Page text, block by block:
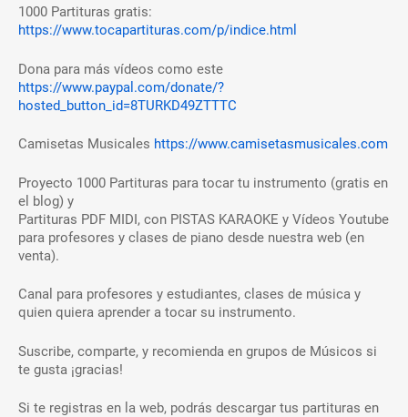
1000 Partituras gratis:
https://www.tocapartituras.com/p/indice.html
Dona para más vídeos como este
https://www.paypal.com/donate/?
hosted_button_id=8TURKD49ZTTTC
Camisetas Musicales https://www.camisetasmusicales.com
Proyecto 1000 Partituras para tocar tu instrumento (gratis en
el blog) y
Partituras PDF MIDI, con PISTAS KARAOKE y Vídeos Youtube
para profesores y clases de piano desde nuestra web (en
venta).
Canal para profesores y estudiantes, clases de música y
quien quiera aprender a tocar su instrumento.
Suscribe, comparte, y recomienda en grupos de Músicos si
te gusta ¡gracias!
Si te registras en la web, podrás descargar tus partituras en